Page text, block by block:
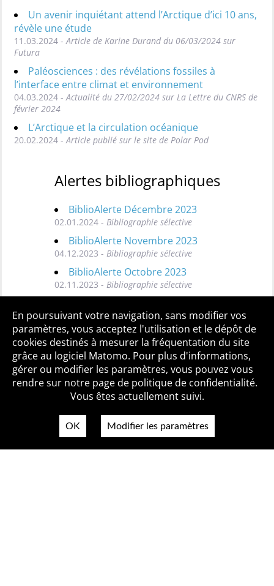
Un avenir inquiétant attend l’Arctique d’ici 10 ans,
révèle une étude
11.03.2024 - Article de Karine Durand du 06/03/2024 sur
Futura
Paléosciences : des révélations fossiles à
l’interface entre climat et environnement
04.03.2024 - Actualité du 27/02/2024 sur La Lettre du CNRS de
février 2024
L’Arctique et la circulation océanique
20.02.2024 - Article publié sur le site de Polar Pod
Alertes bibliographiques
BiblioAlerte Décembre 2023
02.01.2024 - Bibliographie sélective
BiblioAlerte Novembre 2023
04.12.2023 - Bibliographie sélective
BiblioAlerte Octobre 2023
02.11.2023 - Bibliographie sélective
Toutes les BiblioAlertes
Qui sommes-nous ? Mentions légales
Accessibilité
Politique de confidentialité
Contact
En poursuivant votre navigation, sans modifier vos
paramètres, vous acceptez l'utilisation et le dépôt de
cookies destinés à mesurer la fréquentation du site
grâce au logiciel Matomo. Pour plus d'informations,
gérer ou modifier les paramètres, vous pouvez vous
rendre sur notre page de politique de confidentialité.
Vous êtes actuellement suivi.
OK Modifier les paramètres